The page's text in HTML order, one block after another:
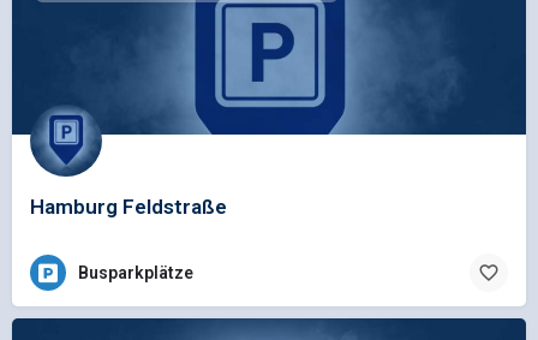
Hamburg Feldstraße
Busparkplätze